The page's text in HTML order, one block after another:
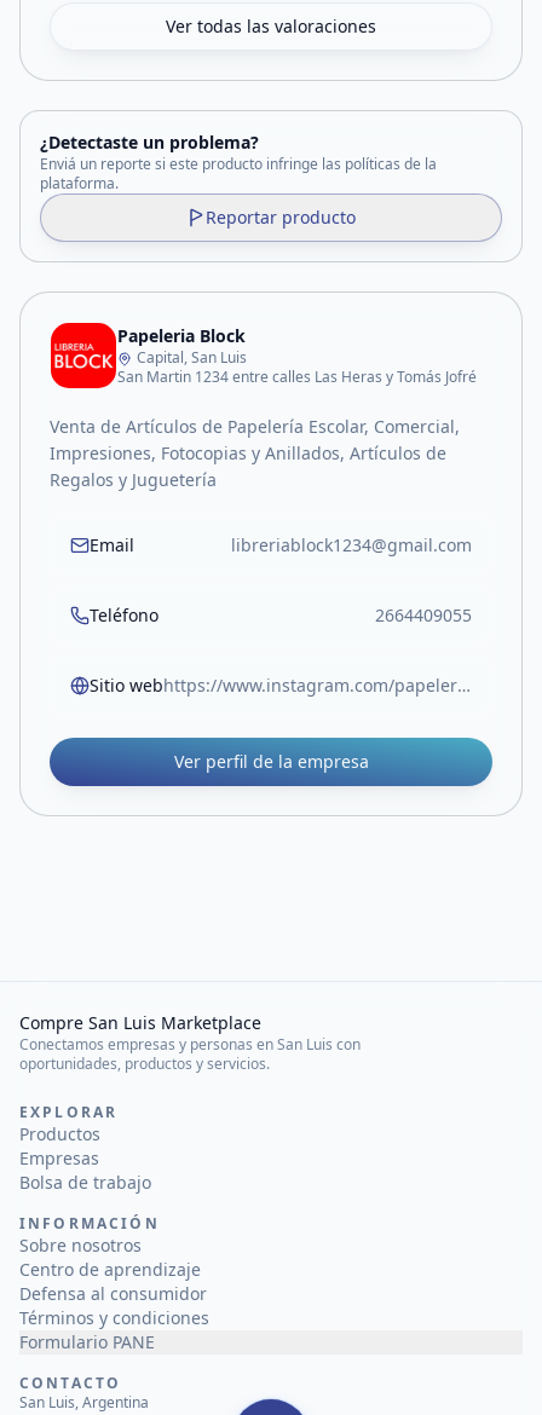
Ver todas las valoraciones
¿Detectaste un problema?
Enviá un reporte si este producto infringe las políticas de la
plataforma.
Reportar producto
Papeleria Block
Capital, San Luis
San Martin 1234 entre calles Las Heras y Tomás Jofré
Venta de Artículos de Papelería Escolar, Comercial,
Impresiones, Fotocopias y Anillados, Artículos de
Regalos y Juguetería
Email libreriablock1234@gmail.com
Teléfono 2664409055
Sitio web https://www.instagram.com/papeleriablock.sl?igsh=MW05Z3RocjUwOTlvOA%3D%3D
Ver perfil de la empresa
Compre San Luis Marketplace
Conectamos empresas y personas en San Luis con
oportunidades, productos y servicios.
EXPLORAR
Productos
Empresas
Bolsa de trabajo
INFORMACIÓN
Sobre nosotros
Centro de aprendizaje
Defensa al consumidor
Términos y condiciones
Formulario PANE
CONTACTO
San Luis, Argentina